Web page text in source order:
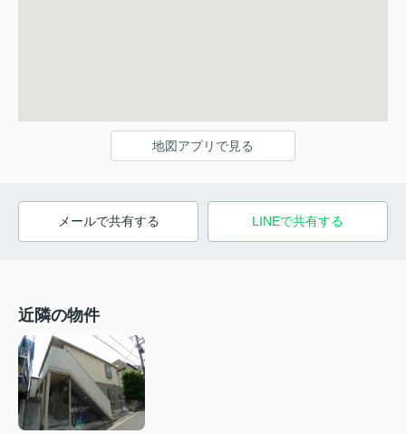
地図アプリで見る
メールで共有する LINEで共有する
近隣の物件